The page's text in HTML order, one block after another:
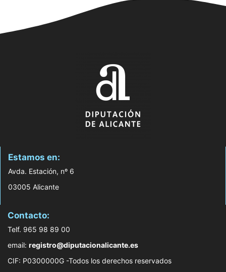
Estamos en:
Avda. Estación, nº 6
03005 Alicante
Contacto:
Telf. 965 98 89 00
email: registro@diputacionalicante.es
CIF: P0300000G -Todos los derechos reservados